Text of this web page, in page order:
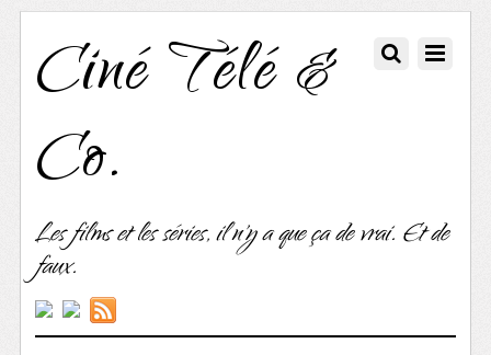
Ciné Télé &
Co.
Les films et les séries, il n'y a que ça de vrai. Et de
faux.